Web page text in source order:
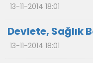
13-11-2014 18:01
Devlete, Sağlık
13-11-2014 18:01